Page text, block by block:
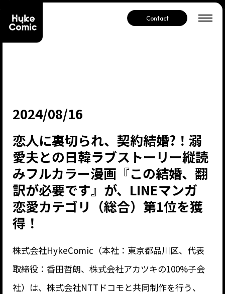
Contact
2024/08/16
恋人に裏切られ、契約結婚?！溺
愛夫との日韓ラブストーリー縦読
みフルカラー漫画『この結婚、翻
訳が必要です』が、LINEマンガ
恋愛カテゴリ（総合）第1位を獲
得！
株式会社HykeComic（本社：東京都品川区、代表
取締役：香田哲朗、株式会社アカツキの100%子会
社）は、株式会社NTTドコモと共同制作を行う、